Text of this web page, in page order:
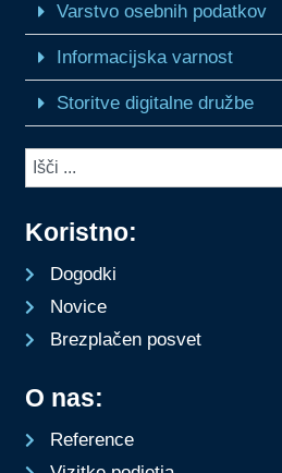
O nas:
Reference
Koristno:
Dogodki
Novice
Brezplačen posvet
Varstvo osebnih podatkov
Informacijska varnost
Storitve digitalne družbe